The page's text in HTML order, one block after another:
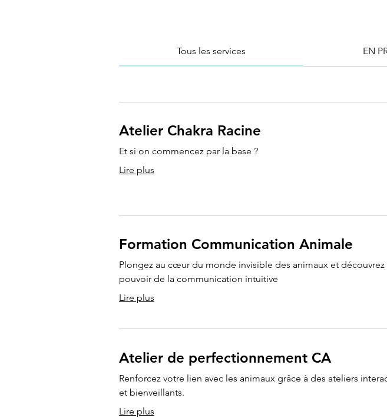
Tous les services EN
Atelier Chakra Racine
Et si on commencez par la base ?
Lire plus
Formation Communication Animale
Plongez au cœur du monde invisible des animaux et découvrez
pouvoir de la communication intuitive
Lire plus
Atelier de perfectionnement CA
Renforcez votre lien avec les animaux grâce à des ateliers
et bienveillants.
Lire plus